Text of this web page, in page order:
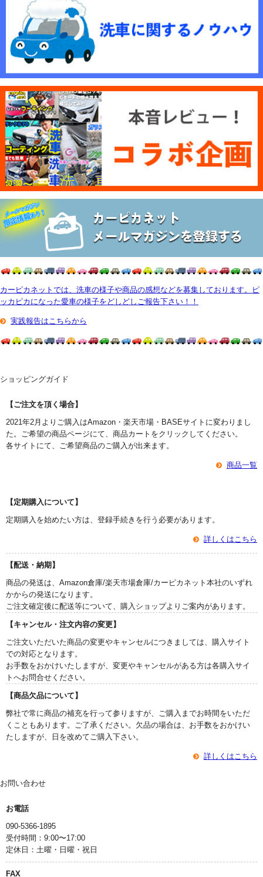
カーピカネットでは、洗車の様子や商品の感想などを募集しております。ピ
ッカピカになった愛車の様子をどしどしご報告下さい！！
実践報告はこちらから
ショッピングガイド
【ご注文を頂く場合】
2021年2月よりご購入はAmazon・楽天市場・BASEサイトに変わりまし
た。ご希望の商品ページにて、商品カートをクリックしてください。
各サイトにて、ご希望商品のご購入が出来ます。
商品一覧
【定期購入について】
定期購入を始めたい方は、登録手続きを行う必要があります。
詳しくはこちら
【配送・納期】
商品の発送は、Amazon倉庫/楽天市場倉庫/カーピカネット本社のいずれ
かからの発送になります。
ご注文確定後に配送等について、購入ショップよりご案内があります。
【キャンセル・注文内容の変更】
ご注文いただいた商品の変更やキャンセルにつきましては、購入サイト
での対応となります。
お手数をおかけいたしますが、変更やキャンセルがある方は各購入サイ
トへお問合せください。
【商品欠品について】
弊社で常に商品の補充を行って参りますが、ご購入までお時間をいただ
くこともあります。ご了承ください。欠品の場合は、お手数をおかけい
たしますが、日を改めてご購入下さい。
詳しくはこちら
お問い合わせ
お電話
090-5366-1895
受付時間：9:00〜17:00
定休日：土曜・日曜・祝日
FAX